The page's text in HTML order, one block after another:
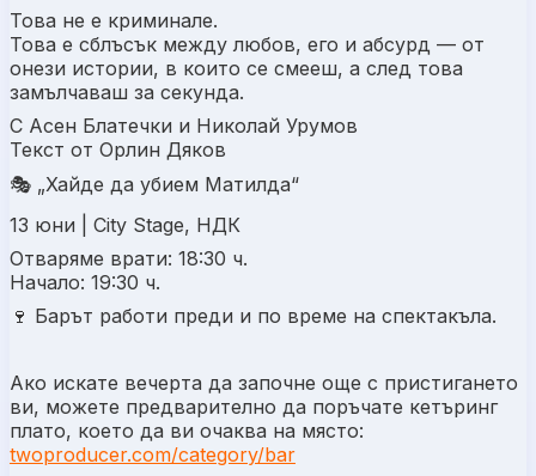
Това не е криминале.
Това е сблъсък между любов, его и абсурд — от
онези истории, в които се смееш, а след това
замълчаваш за секунда.
С Асен Блатечки и Николай Урумов
Текст от Орлин Дяков
🎭 „Хайде да убием Матилда“
13 юни | City Stage, НДК
Отваряме врати: 18:30 ч.
Начало: 19:30 ч.
🍷 Барът работи преди и по време на спектакъла.
Ако искате вечерта да започне още с пристигането
ви, можете предварително да поръчате кетъринг
плато, което да ви очаква на място:
twoproducer.com/category/bar